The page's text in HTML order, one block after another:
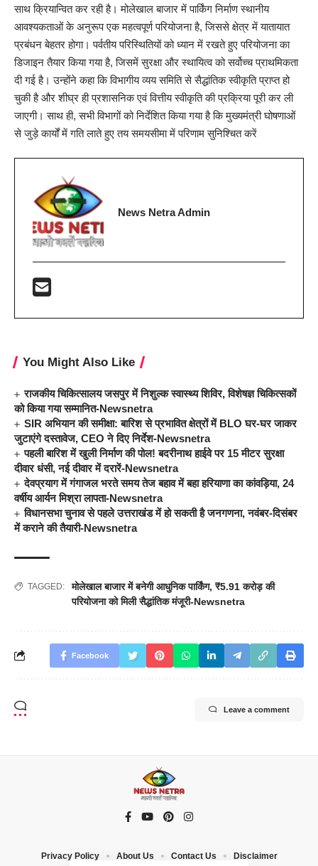
साथ क्रियान्वित कर रही है। मोलेखाल बाजार में पार्किंग निर्माण स्थानीय
आवश्यकताओं के अनुरूप एक महत्वपूर्ण परियोजना है, जिससे क्षेत्र में यातायात
प्रबंधन बेहतर होगा। पर्वतीय परिस्थितियों को ध्यान में रखते हुए परियोजना का
डिजाइन तैयार किया गया है, जिसमें सुरक्षा और स्थायित्व को सर्वोच्च प्राथमिकता
दी गई है। उन्होंने कहा कि विभागीय व्यय समिति से सैद्धांतिक स्वीकृति प्राप्त हो
चुकी है और शीघ्र ही प्रशासनिक एवं वित्तीय स्वीकृति की प्रक्रिया पूरी कर ली
जाएगी। साथ ही, सभी विभागों को निर्देशित किया गया है कि मुख्यमंत्री घोषणाओं
से जुड़े कार्यों में गति लाते हुए तय समयसीमा में परिणाम सुनिश्चित करें
News Netra Admin
You Might Also Like
राजकीय चिकित्सालय जसपुर में निशुल्क स्वास्थ्य शिविर, विशेषज्ञ चिकित्सकों
को किया गया सम्मानित-Newsnetra
SIR अभियान की समीक्षा: बारिश से प्रभावित क्षेत्रों में BLO घर-घर जाकर
जुटाएंगे दस्तावेज, CEO ने दिए निर्देश-Newsnetra
पहली बारिश में खुली निर्माण की पोल! बदरीनाथ हाईवे पर 15 मीटर सुरक्षा
दीवार धंसी, नई दीवार में दरारें-Newsnetra
देवप्रयाग में गंगाजल भरते समय तेज बहाव में बहा हरियाणा का कांवड़िया, 24
वर्षीय आर्यन मिश्रा लापता-Newsnetra
विधानसभा चुनाव से पहले उत्तराखंड में हो सकती है जनगणना, नवंबर-दिसंबर
में कराने की तैयारी-Newsnetra
TAGGED: मोलेखाल बाजार में बनेगी आधुनिक पार्किंग, ₹5.91 करोड़ की
परियोजना को मिली सैद्धांतिक मंजूरी-Newsnetra
Facebook
Leave a comment
Privacy Policy About Us Contact Us Disclaimer